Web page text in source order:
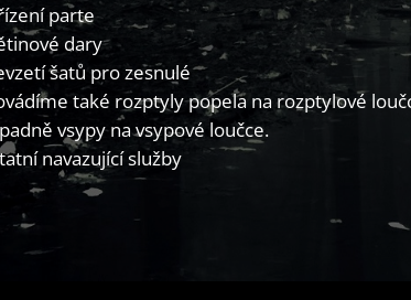
parte
dary
šatů pro zesnulé
také rozptyly popela na rozptylové
vsypy na vsypové loučce.
navazující služby